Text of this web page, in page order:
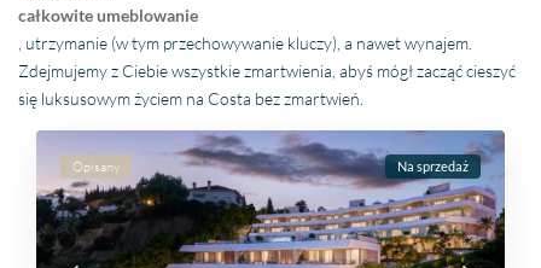
całkowite umeblowanie
, utrzymanie (w tym przechowywanie kluczy), a nawet wynajem.
Zdejmujemy z Ciebie wszystkie zmartwienia, abyś mógł zacząć cieszyć
się luksusowym życiem na Costa bez zmartwień.
Opisany Na sprzedaż